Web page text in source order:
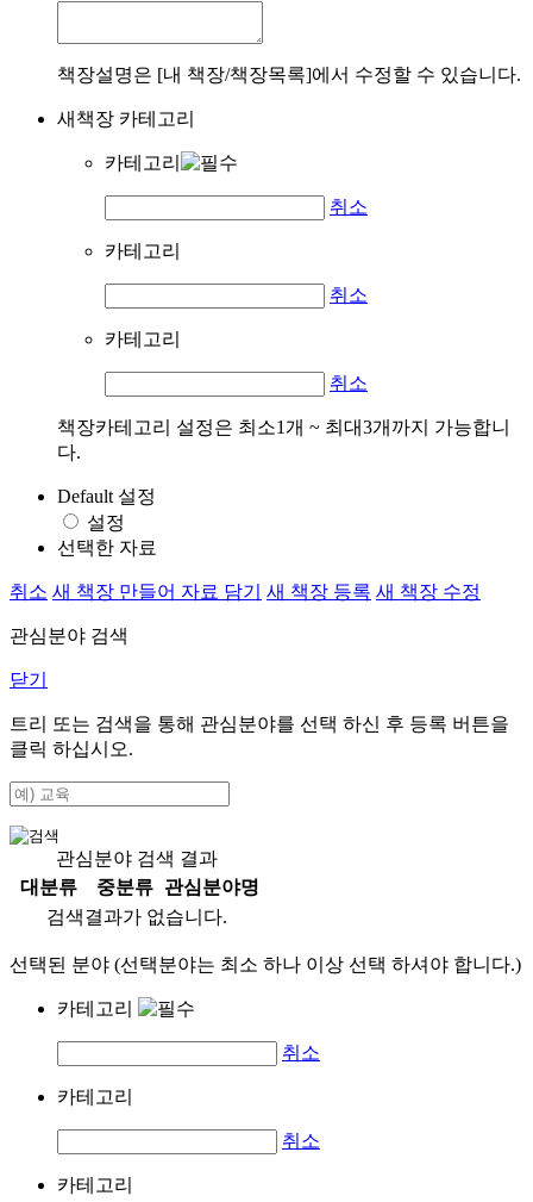
책장설명은 [내 책장/책장목록]에서 수정할 수 있습니다.
새책장 카테고리
카테고리
취소
카테고리
취소
카테고리
취소
책장카테고리 설정은 최소1개 ~ 최대3개까지 가능합니
다.
Default 설정
설정
선택한 자료
취소 새 책장 만들어 자료 담기 새 책장 등록 새 책장 수정
관심분야 검색
닫기
트리 또는 검색을 통해 관심분야를 선택 하신 후 등록 버튼을
클릭 하십시오.
관심분야 검색 결과
대분류
중분류
관심분야명
검색결과가 없습니다.
선택된 분야 (선택분야는 최소 하나 이상 선택 하셔야 합니다.)
카테고리
취소
카테고리
취소
카테고리